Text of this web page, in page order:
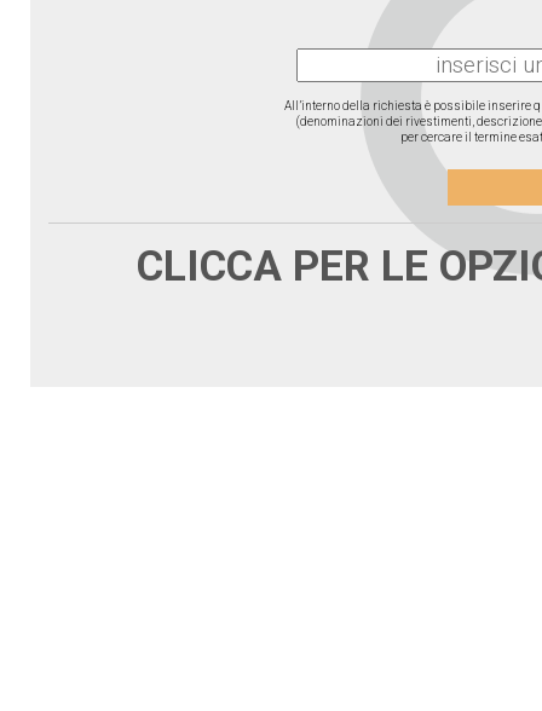
All’interno della richiesta è possibile inserire
(denominazioni dei rivestimenti, descrizione
per cercare il termine
CLICCA PER LE